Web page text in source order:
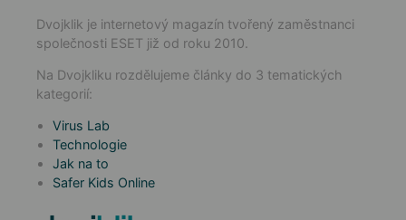
Dvojklik je internetový magazín tvořený zaměstnanci
společnosti ESET již od roku 2010.
Na Dvojkliku rozdělujeme články do 3 tematických
kategorií:
Virus Lab
Technologie
Jak na to
Safer Kids Online